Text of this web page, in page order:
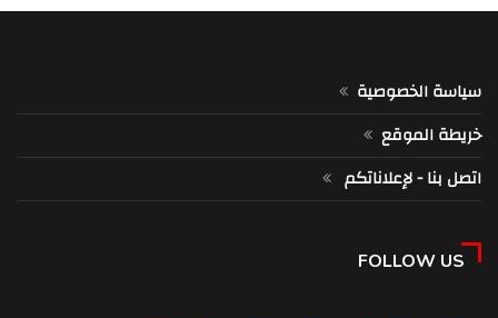
سياسة الخصوصية
خريطة الموقع
اتصل بنا - لإعلاناتكم
FOLLOW US